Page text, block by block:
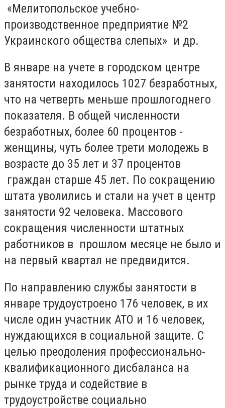
«Мелитопольское учебно-
производственное предприятие №2
Украинского общества слепых» и др.
В январе на учете в городском центре
занятости находилось 1027 безработных,
что на четверть меньше прошлогоднего
показателя. В общей численности
безработных, более 60 процентов -
женщины, чуть более трети молодежь в
возрасте до 35 лет и 37 процентов
граждан старше 45 лет. По сокращению
штата уволились и стали на учет в центр
занятости 92 человека. Массового
сокращения численности штатных
работников в прошлом месяце не было и
на первый квартал не предвидится.
По направлению службы занятости в
январе трудоустроено 176 человек, в их
числе один участник АТО и 16 человек,
нуждающихся в социальной защите. С
целью преодоления профессионально-
квалификационного дисбаланса на
рынке труда и содействие в
трудоустройстве социально